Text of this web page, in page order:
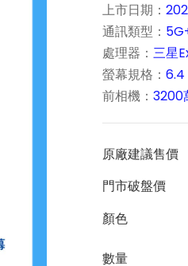
上市日期：
通訊類型：
處理器： 三星
螢幕規格： 6.4
前相機： 3200
原廠建議售價
門市破盤價